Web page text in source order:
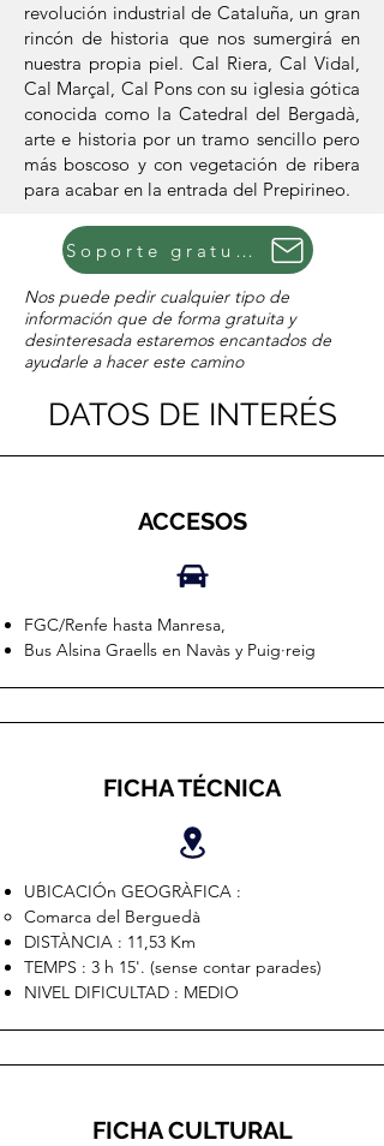
revolución industrial de Cataluña, un gran
rincón de historia que nos sumergirá en
nuestra propia piel. Cal Riera, Cal Vidal,
Cal Marçal, Cal Pons con su iglesia gótica
conocida como la Catedral del Bergadà,
arte e historia por un tramo sencillo pero
más boscoso y con vegetación de ribera
para acabar en la entrada del Prepirineo.
Soporte gratuito
Nos puede pedir cualquier tipo de
información que de forma gratuita y
desinteresada estaremos encantados de
ayudarle a hacer este camino
DATOS DE INTERÉS
ACCESOS
FGC/Renfe hasta Manresa,
Bus Alsina Graells en Navàs y Puig·reig
FICHA TÉCNICA
UBICACIÓn GEOGRÀFICA :
Comarca del Berguedà
DISTÀNCIA : 11,53 Km
TEMPS : 3 h 15'. (sense contar parades)
NIVEL DIFICULTAD : MEDIO
FICHA CULTURAL